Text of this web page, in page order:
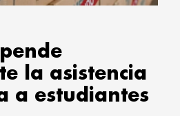
la asistencia
a estudiantes